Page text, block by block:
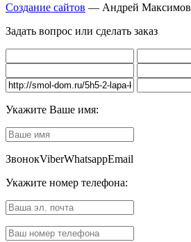
Создание сайтов — Андрей Максимов
Задать вопрос или сделать заказ
Укажите Ваше имя:
ЗвонокViberWhatsappEmail
Укажите номер телефона: